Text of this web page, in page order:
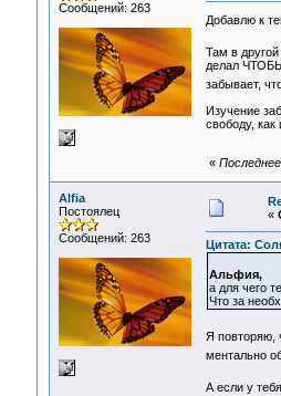
Сообщений: 263
Добавлю к
Там в
делал
забывает,
Изучение
свободу,
«
Alfia
Постоялец
Сообщений: 263
«
Цитата:
Альфия,
а для чего
Что за
Я повторяю,
ментально
А если у